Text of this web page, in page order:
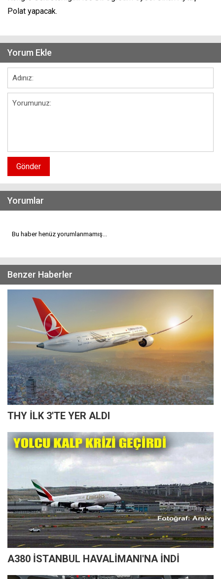
Polat yapacak.
Yorum Ekle
Gönder
Yorumlar
Bu haber henüz yorumlanmamış...
Benzer Haberler
THY İLK 3'TE YER ALDI
A380 İSTANBUL HAVALİMANI'NA İNDİ